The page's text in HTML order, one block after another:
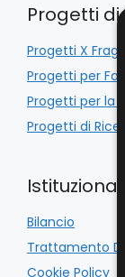
Progetti
Progetti X Fragile
Progetti per
Progetti per la
Progetti di
Istituzionale
Bilancio
Trattamento
Cookie Policy